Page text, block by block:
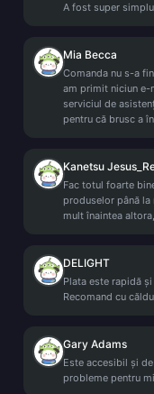
A fost super
Mia Becca
Comanda nu s-a
am primit niciun e-
serviciul de
pentru că brusc a
Kanetsu
Fac totul foarte
produselor până
mult înaintea
DELIGHT
Plata este rapidă
Recomand cu
Gary Adams
Este accesibil și
probleme pentru